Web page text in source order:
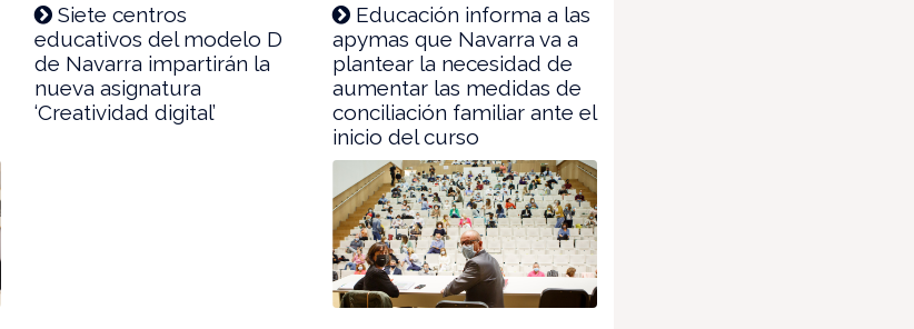
Siete centros
educativos del modelo D
de Navarra impartirán la
nueva asignatura
‘Creatividad digital’
Educación informa a las
apymas que Navarra va a
plantear la necesidad de
aumentar las medidas de
conciliación familiar ante el
inicio del curso